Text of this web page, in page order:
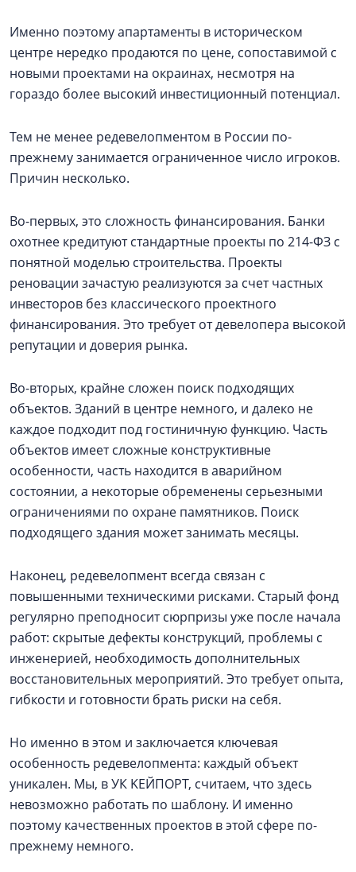
Именно поэтому апартаменты в историческом
центре нередко продаются по цене, сопоставимой с
новыми проектами на окраинах, несмотря на
гораздо более высокий инвестиционный потенциал.
Тем не менее редевелопментом в России по-
прежнему занимается ограниченное число игроков.
Причин несколько.
Во-первых, это сложность финансирования. Банки
охотнее кредитуют стандартные проекты по 214-ФЗ с
понятной моделью строительства. Проекты
реновации зачастую реализуются за счет частных
инвесторов без классического проектного
финансирования. Это требует от девелопера высокой
репутации и доверия рынка.
Во-вторых, крайне сложен поиск подходящих
объектов. Зданий в центре немного, и далеко не
каждое подходит под гостиничную функцию. Часть
объектов имеет сложные конструктивные
особенности, часть находится в аварийном
состоянии, а некоторые обременены серьезными
ограничениями по охране памятников. Поиск
подходящего здания может занимать месяцы.
Наконец, редевелопмент всегда связан с
повышенными техническими рисками. Старый фонд
регулярно преподносит сюрпризы уже после начала
работ: скрытые дефекты конструкций, проблемы с
инженерией, необходимость дополнительных
восстановительных мероприятий. Это требует опыта,
гибкости и готовности брать риски на себя.
Но именно в этом и заключается ключевая
особенность редевелопмента: каждый объект
уникален. Мы, в УК KЕЙПОРТ, считаем, что здесь
невозможно работать по шаблону. И именно
поэтому качественных проектов в этой сфере по-
прежнему немного.